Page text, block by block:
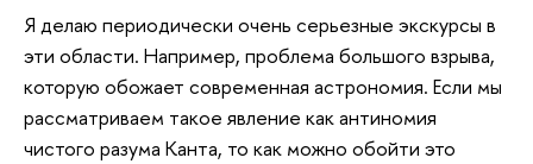
Я делаю периодически очень серьезные экскурсы в
эти области. Например, проблема большого взрыва,
которую обожает современная астрономия. Если мы
рассматриваем такое явление как антиномия
чистого разума Канта, то как можно обойти это